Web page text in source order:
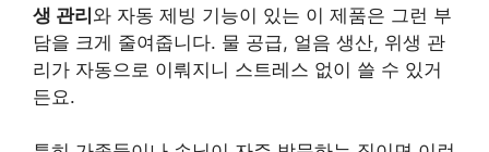
생 관리와 자동 제빙 기능이 있는 이 제품은 그런 부
담을 크게 줄여줍니다. 물 공급, 얼음 생산, 위생 관
리가 자동으로 이뤄지니 스트레스 없이 쓸 수 있거
든요.